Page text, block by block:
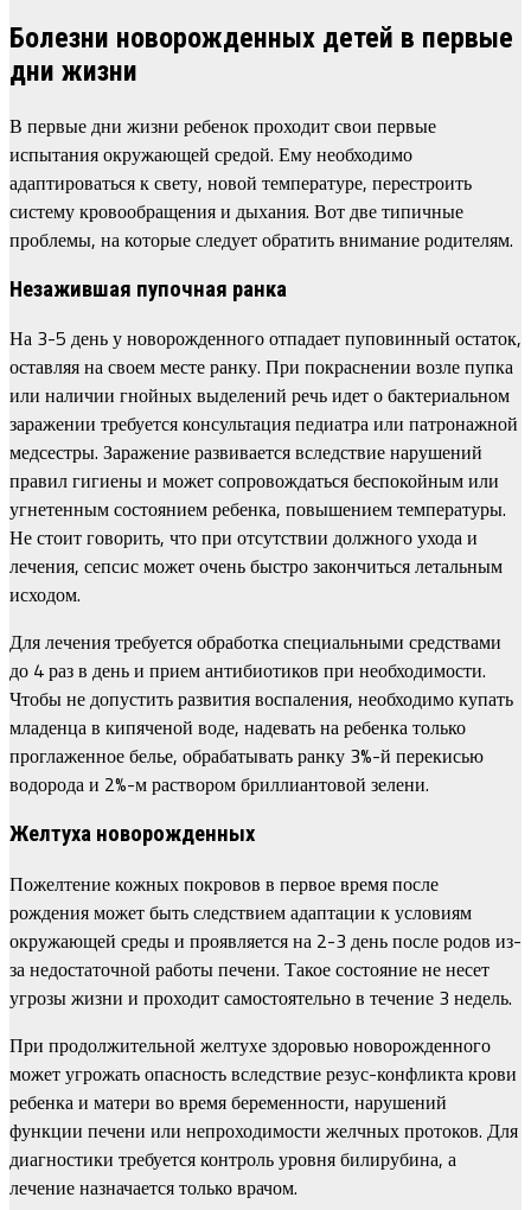
Болезни новорожденных детей в первые
дни жизни
В первые дни жизни ребенок проходит свои первые
испытания окружающей средой. Ему необходимо
адаптироваться к свету, новой температуре, перестроить
систему кровообращения и дыхания. Вот две типичные
проблемы, на которые следует обратить внимание родителям.
Незажившая пупочная ранка
На 3-5 день у новорожденного отпадает пуповинный остаток,
оставляя на своем месте ранку. При покраснении возле пупка
или наличии гнойных выделений речь идет о бактериальном
заражении требуется консультация педиатра или патронажной
медсестры. Заражение развивается вследствие нарушений
правил гигиены и может сопровождаться беспокойным или
угнетенным состоянием ребенка, повышением температуры.
Не стоит говорить, что при отсутствии должного ухода и
лечения, сепсис может очень быстро закончиться летальным
исходом.
Для лечения требуется обработка специальными средствами
до 4 раз в день и прием антибиотиков при необходимости.
Чтобы не допустить развития воспаления, необходимо купать
младенца в кипяченой воде, надевать на ребенка только
проглаженное белье, обрабатывать ранку 3%-й перекисью
водорода и 2%-м раствором бриллиантовой зелени.
Желтуха новорожденных
Пожелтение кожных покровов в первое время после
рождения может быть следствием адаптации к условиям
окружающей среды и проявляется на 2-3 день после родов из-
за недостаточной работы печени. Такое состояние не несет
угрозы жизни и проходит самостоятельно в течение 3 недель.
При продолжительной желтухе здоровью новорожденного
может угрожать опасность вследствие резус-конфликта крови
ребенка и матери во время беременности, нарушений
функции печени или непроходимости желчных протоков. Для
диагностики требуется контроль уровня билирубина, а
лечение назначается только врачом.